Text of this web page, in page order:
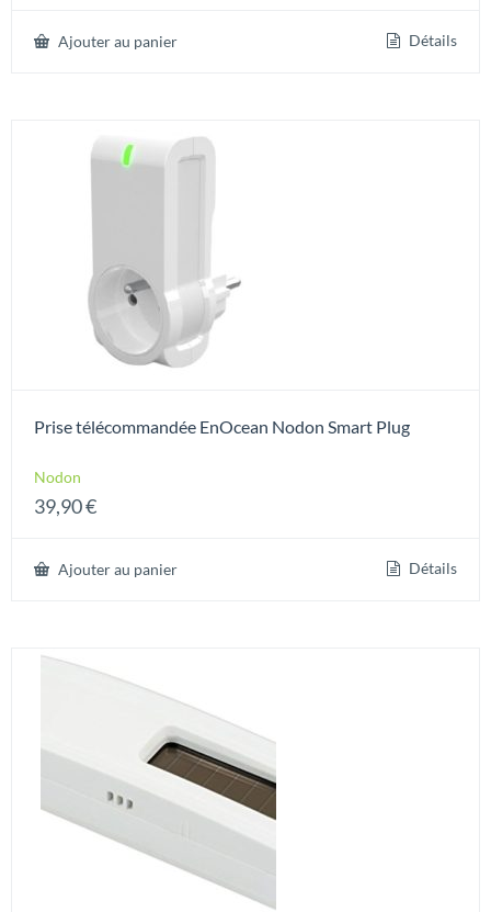
Ajouter au panier Détails
Prise télécommandée EnOcean Nodon Smart Plug
Nodon
39,90€
Ajouter au panier Détails